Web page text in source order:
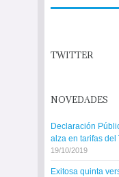
TWITTER
NOVEDADES
Declaración
alza en tarifas del
19/10/2019
Exitosa quinta